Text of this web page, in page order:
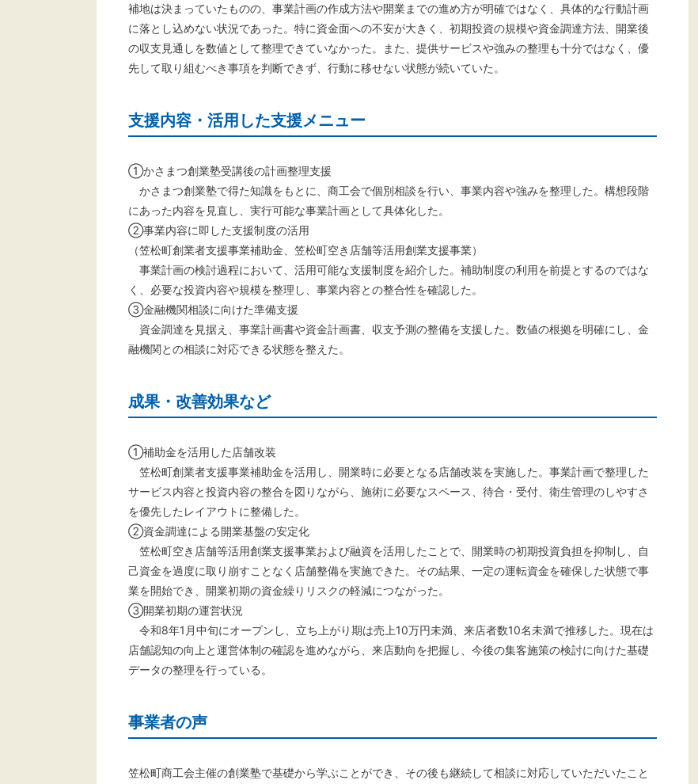
補地は決まっていたものの、事業計画の作成方法や開業までの進め方が明確ではなく、具体的な行動計画
に落とし込めない状況であった。特に資金面への不安が大きく、初期投資の規模や資金調達方法、開業後
の収支見通しを数値として整理できていなかった。また、提供サービスや強みの整理も十分ではなく、優
先して取り組むべき事項を判断できず、行動に移せない状態が続いていた。
支援内容・活用した支援メニュー
①かさまつ創業塾受講後の計画整理支援
かさまつ創業塾で得た知識をもとに、商工会で個別相談を行い、事業内容や強みを整理した。構想段階
にあった内容を見直し、実行可能な事業計画として具体化した。
②事業内容に即した支援制度の活用
（笠松町創業者支援事業補助金、笠松町空き店舗等活用創業支援事業）
事業計画の検討過程において、活用可能な支援制度を紹介した。補助制度の利用を前提とするのではな
く、必要な投資内容や規模を整理し、事業内容との整合性を確認した。
③金融機関相談に向けた準備支援
資金調達を見据え、事業計画書や資金計画書、収支予測の整備を支援した。数値の根拠を明確にし、金
融機関との相談に対応できる状態を整えた。
成果・改善効果など
①補助金を活用した店舗改装
笠松町創業者支援事業補助金を活用し、開業時に必要となる店舗改装を実施した。事業計画で整理した
サービス内容と投資内容の整合を図りながら、施術に必要なスペース、待合・受付、衛生管理のしやすさ
を優先したレイアウトに整備した。
②資金調達による開業基盤の安定化
笠松町空き店舗等活用創業支援事業および融資を活用したことで、開業時の初期投資負担を抑制し、自
己資金を過度に取り崩すことなく店舗整備を実施できた。その結果、一定の運転資金を確保した状態で事
業を開始でき、開業初期の資金繰りリスクの軽減につながった。
③開業初期の運営状況
令和8年1月中旬にオープンし、立ち上がり期は売上10万円未満、来店者数10名未満で推移した。現在は
店舗認知の向上と運営体制の確認を進めながら、来店動向を把握し、今後の集客施策の検討に向けた基礎
データの整理を行っている。
事業者の声
笠松町商工会主催の創業塾で基礎から学ぶことができ、その後も継続して相談に対応していただいたこと